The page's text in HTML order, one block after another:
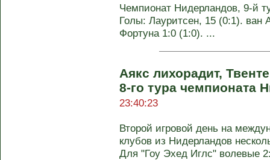
Чемпионат Нидерландов, 9-й
Голы: Лауритсен, 15 (0:1). ван
Фортуна 1:0 (1:0). ...
Аякс лихорадит,
8-го тура чемпионата
23:40:23
Второй игровой день на
клубов из Нидерландов
Для "Гоу Эхед Иглс" волевые